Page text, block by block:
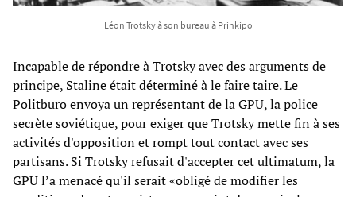
Léon Trotsky à son bureau à Prinkipo
Incapable de répondre à Trotsky avec des arguments de
principe, Staline était déterminé à le faire taire. Le
Politburo envoya un représentant de la GPU, la police
secrète soviétique, pour exiger que Trotsky mette fin à ses
activités d'opposition et rompt tout contact avec ses
partisans. Si Trotsky refusait d'accepter cet ultimatum, la
GPU l’a menacé qu'il serait «obligé de modifier les